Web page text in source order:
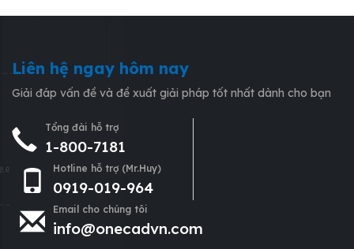
Liên hệ ngay hôm nay
Giải đáp vấn đề và đề xuất giải pháp tốt nhất dành cho bạn
Tổng đài hỗ trợ
1-800-7181
Hotline hỗ trợ (Mr.Huy)
0919-019-964
Email cho chúng tôi
info@onecadvn.com